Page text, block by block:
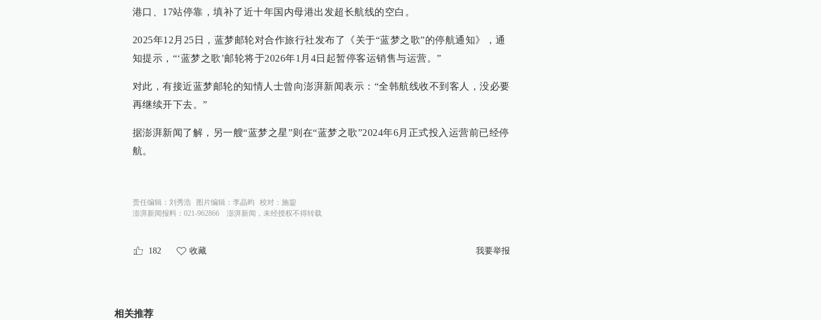
港口、17站停靠，填补了近十年国内母港出发超长航线的空白。
2025年12月25日，蓝梦邮轮对合作旅行社发布了《关于“蓝梦之歌”的停航通知》，通
知提示，“‘蓝梦之歌’邮轮将于2026年1月4日起暂停客运销售与运营。”
对此，有接近蓝梦邮轮的知情人士曾向澎湃新闻表示：“全韩航线收不到客人，没必要
再继续开下去。”
据澎湃新闻了解，另一艘“蓝梦之星”则在“蓝梦之歌”2024年6月正式投入运营前已经停
航。
责任编辑： 刘秀浩 图片编辑： 李晶昀 校对： 施鋆
澎湃新闻报料：021-962866
澎湃新闻，未经授权不得转载
182 收藏 我要举报
相关推荐